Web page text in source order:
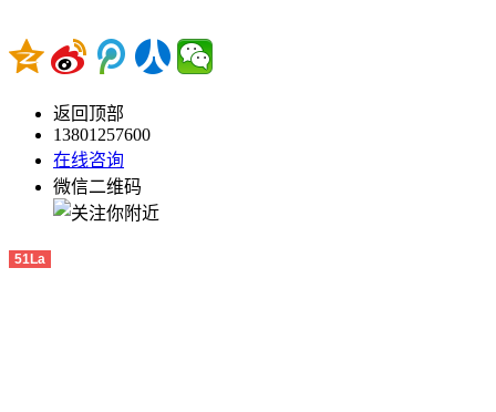
返回顶部
13801257600
在线咨询
微信二维码
51La